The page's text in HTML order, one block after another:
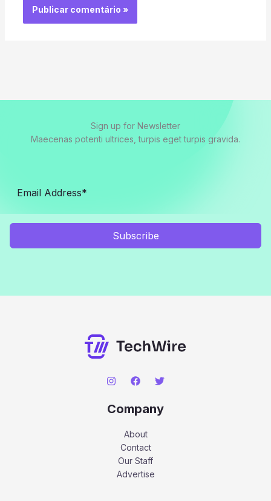
Sign up for Newsletter
Maecenas potenti ultrices, turpis eget turpis gravida.
Subscribe
Company
About
Contact
Our Staff
Advertise